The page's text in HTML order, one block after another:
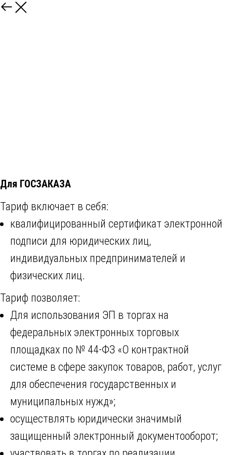
Для ГОСЗАКАЗА
Тариф включает в себя:
квалифицированный сертификат электронной
подписи для юридических лиц,
индивидуальных предпринимателей и
физических лиц.
Тариф позволяет:
Для использования ЭП в торгах на
федеральных электронных торговых
площадках по № 44-ФЗ «О контрактной
системе в сфере закупок товаров, работ, услуг
для обеспечения государственных и
муниципальных нужд»;
осуществлять юридически значимый
защищенный электронный документооборот;